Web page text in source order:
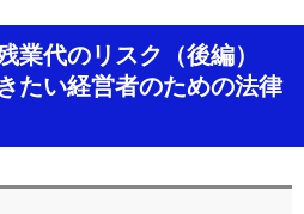
業代のリスク（後編）
たい経営者のための法律